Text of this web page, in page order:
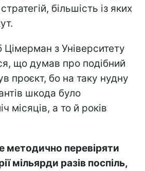
більшість із яких
з Університету
що думав про подібний
проєкт, бо на таку нудну
шкода було
місяців, а то й років
перевіряти
мільярди разів поспіль,